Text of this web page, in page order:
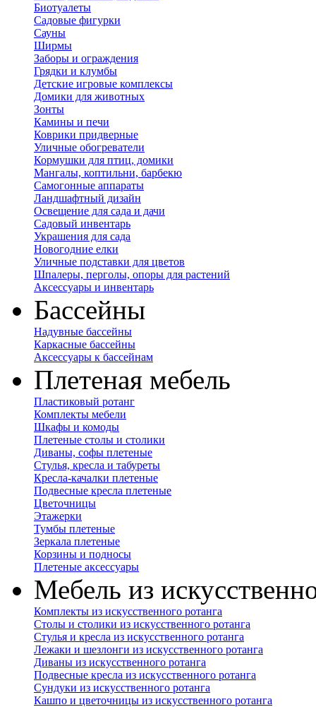
Биотуалеты
Садовые фигурки
Сауны
Ширмы
Заборы и ограждения
Грядки и клумбы
Детские игровые комплексы
Домики для животных
Зонты
Камины и печи
Коврики придверные
Уличные обогреватели
Кормушки для птиц, домики
Мангалы, коптильни, барбекю
Самогонные аппараты
Ландшафтный дизайн
Освещение для сада и дачи
Садовый инвентарь
Украшения для сада
Новогодние елки
Уличные подставки для цветов
Шпалеры, перголы, опоры для растений
Аксессуары и инвентарь
Бассейны
Надувные бассейны
Каркасные бассейны
Аксессуары к бассейнам
Плетеная мебель
Пластиковый ротанг
Комплекты мебели
Шкафы и комоды
Плетеные столы и столики
Диваны, софы плетеные
Стулья, кресла и табуреты
Кресла-качалки плетеные
Подвесные кресла плетеные
Цветочницы
Этажерки
Тумбы плетеные
Зеркала плетеные
Корзины и подносы
Плетеные аксессуары
Мебель из
Комплекты из искусственного ротанга
Столы и столики из искусственного ротанга
Стулья и кресла из искусственного ротанга
Лежаки и шезлонги из искусственного ротанга
Диваны из искусственного ротанга
Подвесные кресла из искусственного ротанга
Сундуки из искусственного ротанга
Кашпо и цветочницы из искусственного ротанга